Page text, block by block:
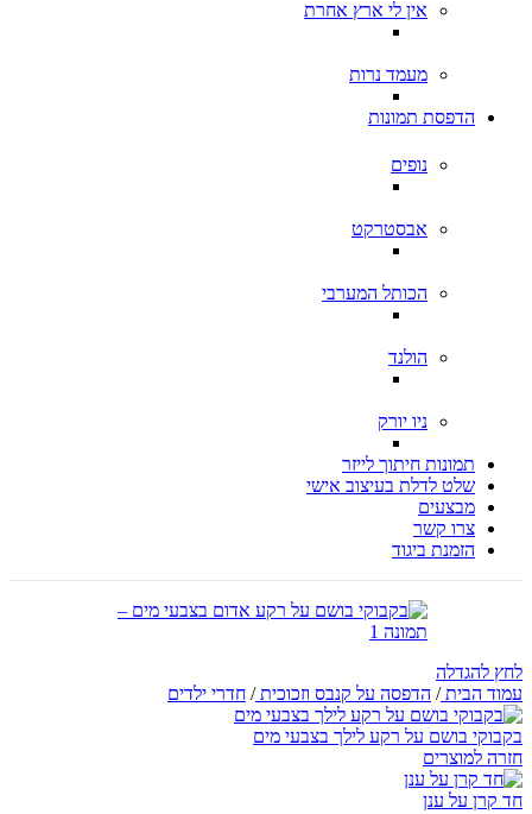
אין לי ארץ אחרת
מעמד נרות
הדפסת תמונות
נופים
אבסטרקט
הכותל המערבי
הולנד
ניו יורק
תמונות חיתוך לייזר
שלט לדלת בעיצוב אישי
מבצעים
צרו קשר
הזמנת ביגוד
לחץ להגדלה
עמוד הבית/ הדפסה על קנבס וזכוכית/ חדרי ילדים
בקבוקי בושם על רקע לילך בצבעי מים
חזרה למוצרים
חד קרן על ענן